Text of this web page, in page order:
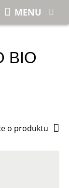
BIO
o produktu
MENU